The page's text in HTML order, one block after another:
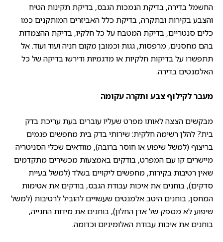
החשמל בדירה, בדיקת הנמכות הגבס, בדיקת תקינות הטיח
והצבע בקירות ובתקרה, בדיקת כלל האביזרים המותקנים כמו
כלים סנטריים, בדיקת המטבח על כל חלקיו, בדיקת ההצמדות
בהם מחסנים, מרפסות, גגות וכמובן מקום חניה ועוד ועוד. אל
תתפשרו על בדיקות חלקיות או מדגמיות ודירשו בדיקה של כל
האלמנטים בדירה.
מעבר לקילוף צבע ותקרה עקומה
מבקשים הצצה לאותו מפרט שעליו עוברים בעת עריכת בדק
בית? להלן רשימה חלקית: שירותי בדק בית מחפשים פגמים
בריצוף (למשל שיפוע או חוסר ברובה), מוודאים שכלי הסניטריה
מיישרים קו עם המפרט, בודקים באמצעות מכשירים מתקדמים
שאין רטיבות בקירות, מחפשים ליקויים בשלד (למשל בעיית
סדקים), בוחנים את איכות עבודת הגבס, בודקים את אטימות
המחסן, בוחנים היטב אלמנטים שעשויים להוביל לרטיבות (למשל
שיפוע לא מספק של אדן החלון), בוחנים את מידות החנייה,
בוחנים את איכות עבודת האלומיניום וכדומה.